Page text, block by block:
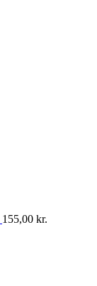
155,00 kr.